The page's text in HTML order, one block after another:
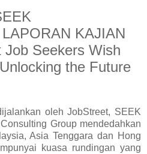
KAJIAN
Job Seekers Wish
the Future
oleh JobStreet, SEEK
Group mendedahkan
Asia Tenggara dan Hong
kuasa rundingan yang